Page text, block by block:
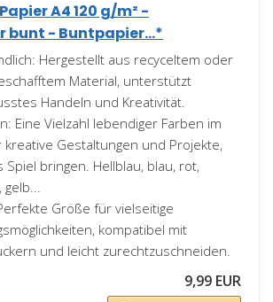
A4 120 g/m² -
bunt - Buntpapier...*
Hergestellt aus recyceltem oder
Material, unterstützt
Handeln und Kreativität.
Eine Vielzahl lebendiger Farben im
kreative Gestaltungen und Projekte,
Spiel bringen. Hellblau, blau, rot,
gelb...
Größe für vielseitige
kompatibel mit
und leicht zurechtzuschneiden.
9,99 EUR